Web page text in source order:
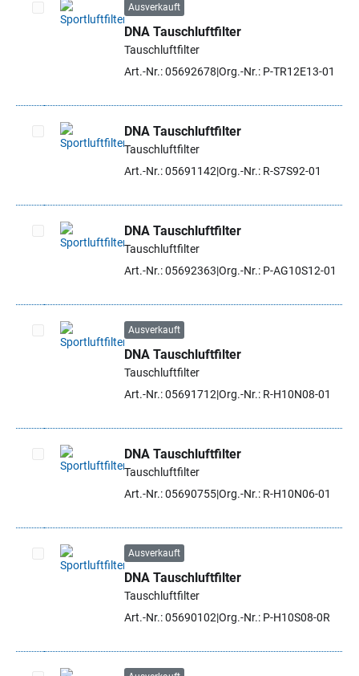
Artikel auswählen
Ausverkauft
DNA Tauschluftfilter
Tauschluftfilter
Art.-Nr.: 05692678 Org.-Nr.: P-TR12E13-01
Artikel auswählen
DNA Tauschluftfilter
Tauschluftfilter
Art.-Nr.: 05691142 Org.-Nr.: R-S7S92-01
Artikel auswählen
DNA Tauschluftfilter
Tauschluftfilter
Art.-Nr.: 05692363 Org.-Nr.: P-AG10S12-01
Artikel auswählen
Ausverkauft
DNA Tauschluftfilter
Tauschluftfilter
Art.-Nr.: 05691712 Org.-Nr.: R-H10N08-01
Artikel auswählen
DNA Tauschluftfilter
Tauschluftfilter
Art.-Nr.: 05690755Org.-Nr.: R-H10N06-01
Artikel auswählen
Ausverkauft
DNA Tauschluftfilter
Tauschluftfilter
Art.-Nr.: 05690102 Org.-Nr.: P-H10S08-0R